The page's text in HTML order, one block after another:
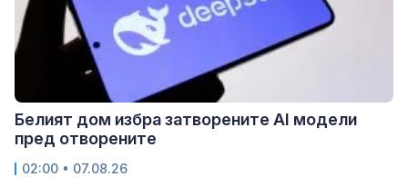
Белият дом избра затворените AI модели
пред отворените
02:00 • 07.08.26